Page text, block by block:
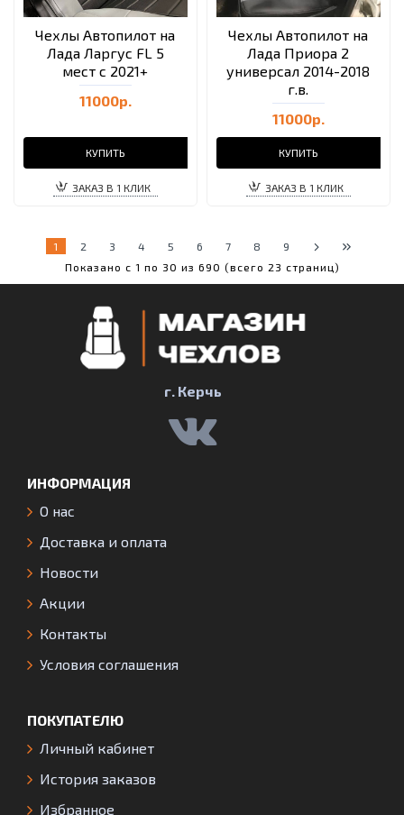
Чехлы Автопилот на
Лада Ларгус FL 5
мест с 2021+
11000р.
КУПИТЬ
ЗАКАЗ В 1 КЛИК
Чехлы Автопилот на
Лада Приора 2
универсал 2014-2018
г.в.
11000р.
КУПИТЬ
ЗАКАЗ В 1 КЛИК
1 2 3 4 5 6 7 8
9
Показано с 1 по 30 из 690 (всего 23 страниц)
г. Керчь
ИНФОРМАЦИЯ
О нас
Доставка и оплата
Новости
Акции
Контакты
Условия соглашения
ПОКУПАТЕЛЮ
Личный кабинет
История заказов
Избранное